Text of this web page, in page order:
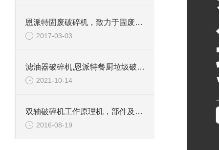
恩派特固废破碎机，致力于固废处理
2017-03-03
滤油器破碎机,恩派特餐厨垃圾破碎机介绍
2021-10-14
双轴破碎机工作原理机，部件及应用范围
2016-08-19